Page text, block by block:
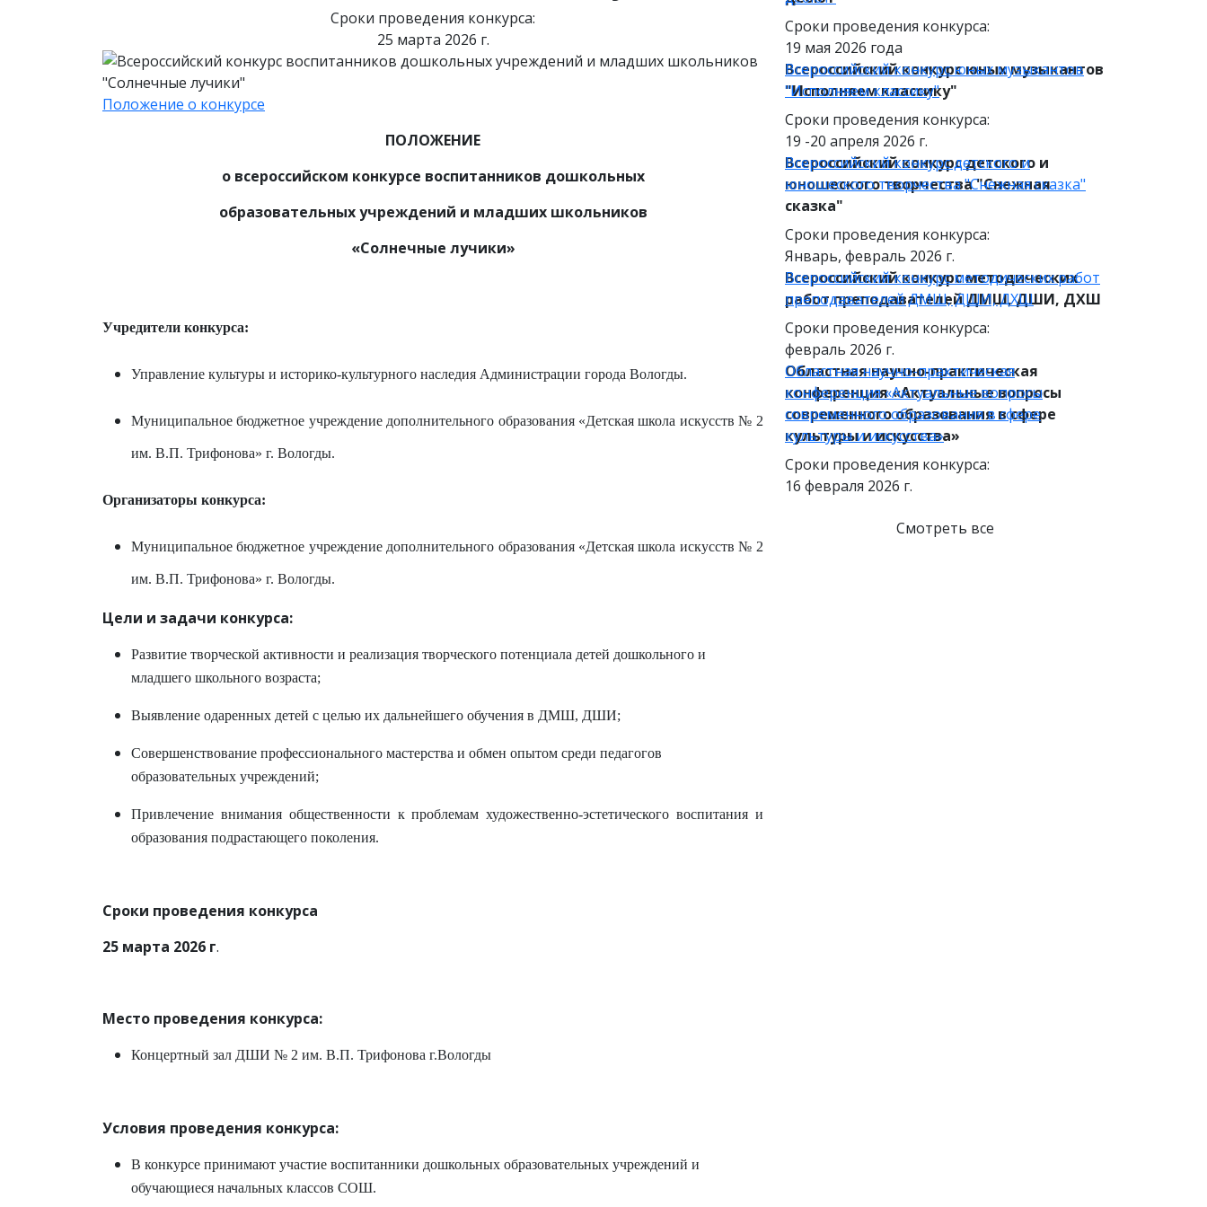
Сроки проведения конкурса:
25 марта 2026 г.
Положение о конкурсе
ПОЛОЖЕНИЕ
о всероссийском конкурсе воспитанников дошкольных
образовательных учреждений и младших школьников
«Солнечные лучики»
Учредители конкурса:
Управление культуры и историко-культурного наследия Администрации города Вологды.
Муниципальное бюджетное учреждение дополнительного образования «Детская школа искусств № 2
им. В.П. Трифонова» г. Вологды.
Организаторы конкурса:
Муниципальное бюджетное учреждение дополнительного образования «Детская школа искусств № 2
им. В.П. Трифонова» г. Вологды.
Цели и задачи конкурса:
Развитие творческой активности и реализация творческого потенциала детей дошкольного и
младшего школьного возраста;
Выявление одаренных детей с целью их дальнейшего обучения в ДМШ, ДШИ;
Совершенствование профессионального мастерства и обмен опытом среди педагогов
образовательных учреждений;
Привлечение внимания общественности к проблемам художественно-эстетического воспитания и
образования подрастающего поколения.
Сроки проведения конкурса
25 марта 2026 г.
Место проведения конкурса:
Концертный зал ДШИ № 2 им. В.П. Трифонова г.Вологды
Условия проведения конкурса:
В конкурсе принимают участие воспитанники дошкольных образовательных учреждений и
обучающиеся начальных классов СОШ.
Сроки проведения конкурса:
19 мая 2026 года
Всероссийский конкурс юных музыкантов
"Исполняем классику"
Всероссийский конкурс юных музыкантов
"Исполняем классику"
Сроки проведения конкурса:
19 -20 апреля 2026 г.
Всероссийский конкурс детского и
юношеского творчества "Снежная сказка"
Всероссийский конкурс детского и
юношеского творчества "Снежная
сказка"
Сроки проведения конкурса:
Январь, февраль 2026 г.
Всероссийский конкурс методических работ
преподавателей ДМШ, ДШИ, ДХШ
Всероссийский конкурс методических
работ преподавателей ДМШ, ДШИ, ДХШ
Сроки проведения конкурса:
февраль 2026 г.
Областная научно-практическая
конференция «Актуальные вопросы
современного образования в сфере
культуры и искусства»
Областная научно-практическая
конференция «Актуальные вопросы
современного образования в сфере
культуры и искусства»
Сроки проведения конкурса:
16 февраля 2026 г.
Смотреть все